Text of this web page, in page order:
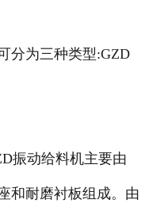
分为三种类型:GZD
振动给料机主要由
和耐磨衬板组成。由